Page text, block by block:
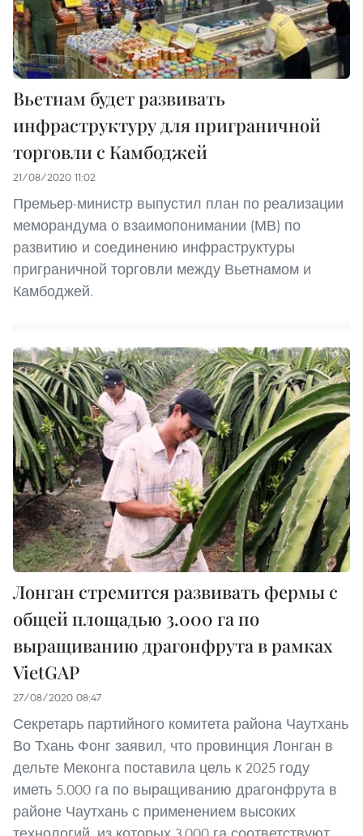
Вьетнам будет развивать
инфраструктуру для приграничной
торговли с Камбоджей
21/08/2020 11:02
Премьер-министр выпустил план по реализации
меморандума о взаимопонимании (МВ) по
развитию и соединению инфраструктуры
приграничной торговли между Вьетнамом и
Камбоджей.
Лонган стремится развивать фермы с
общей площадью 3.000 га по
выращиванию драгонфрута в рамках
VietGAP
27/08/2020 08:47
Секретарь партийного комитета района Чаутхань
Во Тхань Фонг заявил, что провинция Лонган в
дельте Меконга поставила цель к 2025 году
иметь 5.000 га по выращиванию драгонфрута в
районе Чаутхань с применением высоких